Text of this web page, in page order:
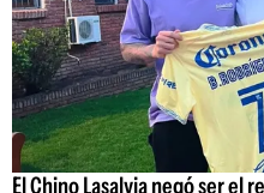
El Chino Lasalvia negó ser el